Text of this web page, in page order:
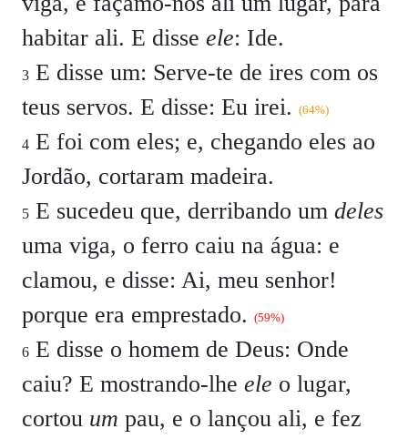
habitar ali. E disse ele: Ide.
3 E disse um: Serve-te de ires com os
teus servos. E disse: Eu irei. (64%)
4 E foi com eles; e, chegando eles ao
Jordão, cortaram madeira.
5 E sucedeu que, derribando um deles
uma viga, o ferro caiu na água: e
clamou, e disse: Ai, meu senhor!
porque era emprestado. (59%)
6 E disse o homem de Deus: Onde
caiu? E mostrando-lhe ele o lugar,
cortou um pau, e o lançou ali, e fez